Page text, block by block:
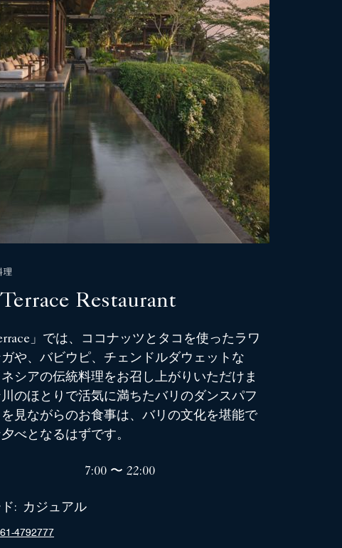
理
Restaurant
」では、ココナッツとタコを使ったラワ
や、バビウピ、チェンドルダウェットな
シアの伝統料理をお召し上がりいただけま
のほとりで活気に満ちたバリのダンスパフ
見ながらのお食事は、バリの文化を堪能で
べとなるはずです。
7:00 〜 22:00
: カジュアル
4792777